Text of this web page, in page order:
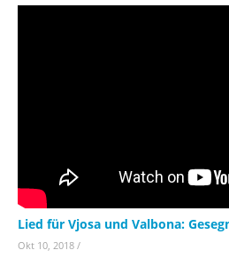
Lied für Vjosa und Valbona:
Okt 10, 2018 /